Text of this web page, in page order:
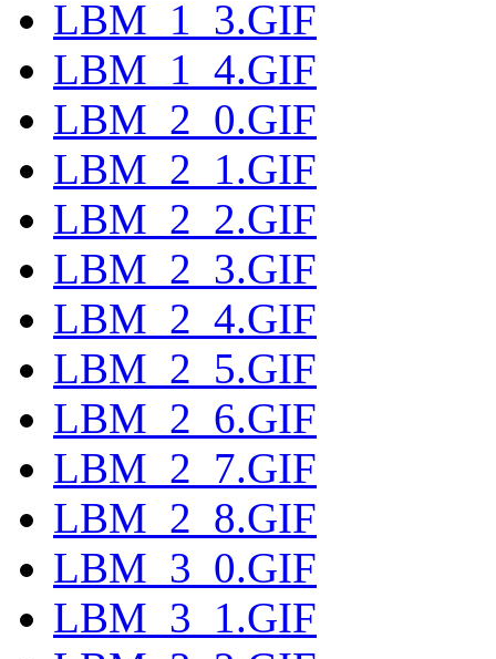
LBM_1_3.GIF
LBM_1_4.GIF
LBM_2_0.GIF
LBM_2_1.GIF
LBM_2_2.GIF
LBM_2_3.GIF
LBM_2_4.GIF
LBM_2_5.GIF
LBM_2_6.GIF
LBM_2_7.GIF
LBM_2_8.GIF
LBM_3_0.GIF
LBM_3_1.GIF